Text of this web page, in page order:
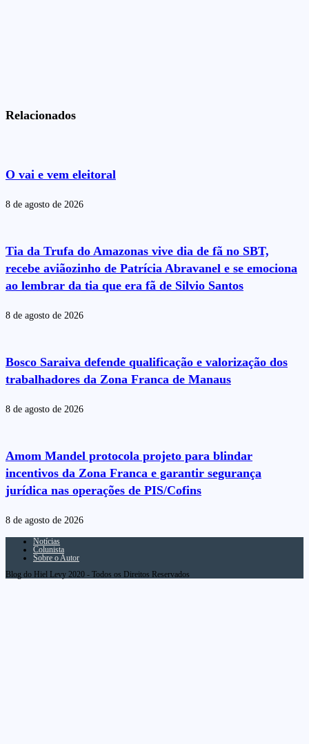
Relacionados
O vai e vem eleitoral
8 de agosto de 2026
Tia da Trufa do Amazonas vive dia de fã no SBT,
recebe aviãozinho de Patrícia Abravanel e se emociona
ao lembrar da tia que era fã de Silvio Santos
8 de agosto de 2026
Bosco Saraiva defende qualificação e valorização dos
trabalhadores da Zona Franca de Manaus
8 de agosto de 2026
Amom Mandel protocola projeto para blindar
incentivos da Zona Franca e garantir segurança
jurídica nas operações de PIS/Cofins
8 de agosto de 2026
Notícias
Colunista
Sobre o Autor
Blog do Hiel Levy 2020 - Todos os Direitos Reservados